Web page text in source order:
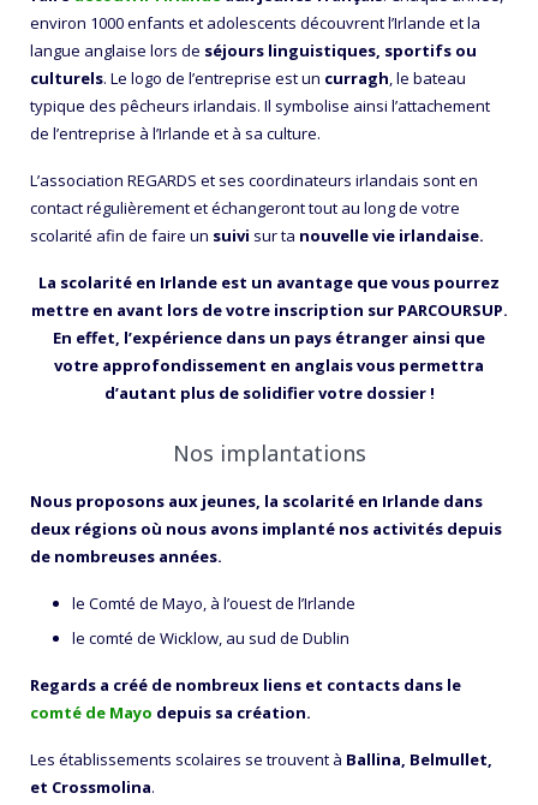
environ 1000 enfants et adolescents découvrent l’Irlande et la
langue anglaise lors de séjours linguistiques, sportifs ou
culturels. Le logo de l’entreprise est un curragh, le bateau
typique des pêcheurs irlandais. Il symbolise ainsi l’attachement
de l’entreprise à l’Irlande et à sa culture.
L’association REGARDS et ses coordinateurs irlandais sont en
contact régulièrement et échangeront tout au long de votre
scolarité afin de faire un suivi sur ta nouvelle vie irlandaise.
La scolarité en Irlande est un avantage que vous pourrez
mettre en avant lors de votre inscription sur PARCOURSUP.
En effet, l’expérience dans un pays étranger ainsi que
votre approfondissement en anglais vous permettra
d’autant plus de solidifier votre dossier !
Nos implantations
Nous proposons aux jeunes, la scolarité en Irlande dans
deux régions où nous avons implanté nos activités depuis
de nombreuses années.
le Comté de Mayo, à l’ouest de l’Irlande
le comté de Wicklow, au sud de Dublin
Regards a créé de nombreux liens et contacts dans le
comté de Mayo depuis sa création.
Les établissements scolaires se trouvent à Ballina, Belmullet,
et Crossmolina.